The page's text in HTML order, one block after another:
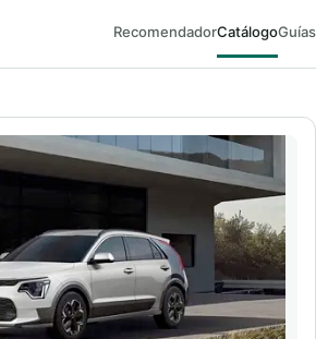
RecomendadorCatálogoGuías